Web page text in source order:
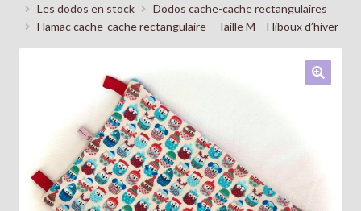
MENU
Livre
Galerie
Les dodos en stock
Dodos cache-cache rectangulaires
Hamac cache-cache rectangulaire – Taille M – Hiboux d’hiver